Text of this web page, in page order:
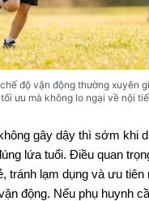
độ vận động thường xuyên
ưu mà không lo ngại về nội
gây dậy thì sớm khi
lứa tuổi. Điều quan
tránh lạm dụng và ưu tiên
động. Nếu phụ huynh